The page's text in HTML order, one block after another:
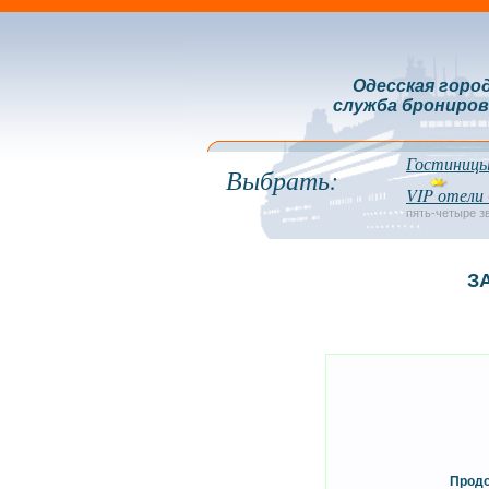
Одесская
служба
Выбрать:
VIP
пять-четыре